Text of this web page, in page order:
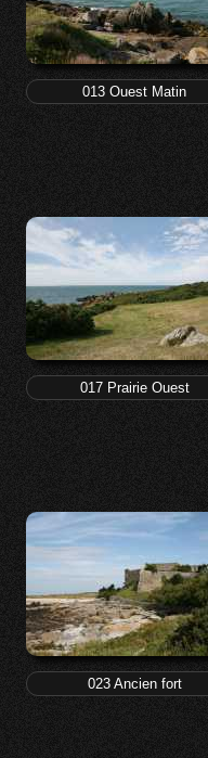
013 Ouest Matin
017 Prairie Ouest
023 Ancien fort